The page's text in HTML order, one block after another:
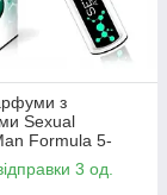
з
Sexual
Formula 5-
3 од.